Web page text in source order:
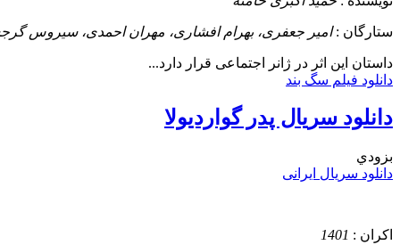
ستارگان :امیر جعفری، بهرام افشاری، مهران احمدی، سیروس
داستان این اثر در ژانر اجتماعی قرار دارد...
دانلود فیلم سگ بند
دانلود سریال پدر گواردیولا
بزودي
دانلود سریال ایرانی
اکران : 1401